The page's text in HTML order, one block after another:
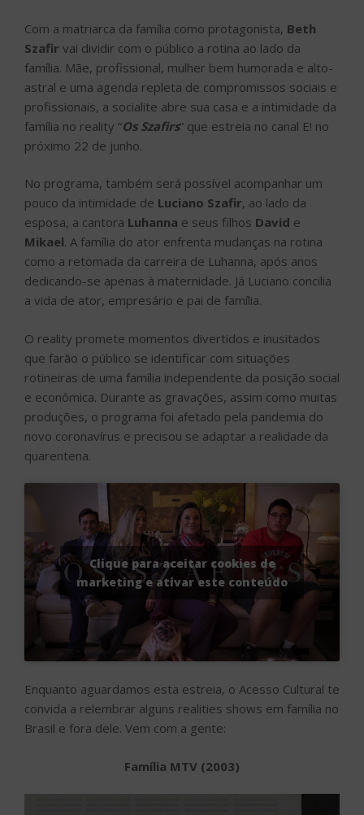
Com a matriarca da família como protagonista, Beth
Szafir vai dividir com o público a rotina ao lado da
família. Mãe, profissional, mulher bem humorada e alto-
astral e uma agenda repleta de compromissos sociais e
profissionais, a socialite abre sua casa e a intimidade da
família no reality “Os Szafirs” que estreia no canal E! no
próximo 22 de junho.
No programa, também será possível acompanhar um
pouco da intimidade de Luciano Szafir, ao lado da
esposa, a cantora Luhanna e seus filhos David e
Mikael. A família do ator enfrenta mudanças na rotina
como a retomada da carreira de Luhanna, após anos
dedicando-se apenas à maternidade. Já Luciano concilia
a vida de ator, empresário e pai de família.
O reality promete momentos divertidos e inusitados
que farão o público se identificar com situações
rotineiras de uma família independente da posição social
e econômica. Durante as gravações, assim como muitas
produções, o programa foi afetado pela pandemia do
novo coronavírus e precisou se adaptar a realidade da
quarentena.
Clique para aceitar cookies de
marketing e ativar este conteúdo
Enquanto aguardamos esta estreia, o Acesso Cultural te
convida a relembrar alguns realities shows em família no
Brasil e fora dele. Vem com a gente:
Família MTV (2003)